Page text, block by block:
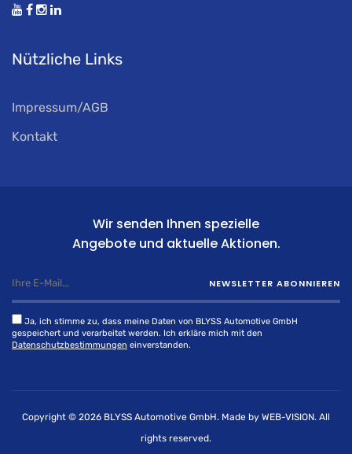
Nützliche Links
Impressum/AGB
Kontakt
Wir senden Ihnen spezielle
Angebote und aktuelle Aktionen.
NEWSLETTER ABONNIEREN
Ja, ich stimme zu, dass meine Daten von BLYSS Automotive GmbH
gespeichert und verarbeitet werden. Ich erkläre mich mit den
Datenschutzbestimmungen einverstanden.
Copyright © 2026 BLYSS Automotive GmbH. Made by WEB-VISION. All
rights reserved.